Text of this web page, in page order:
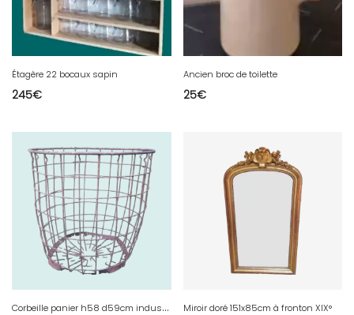
Étagère 22 bocaux sapin
245€
Ancien broc de toilette
25€
C
orbeille panier h58 d59cm industrielle en fer
Miroir doré 151x85cm à fronton XIX°